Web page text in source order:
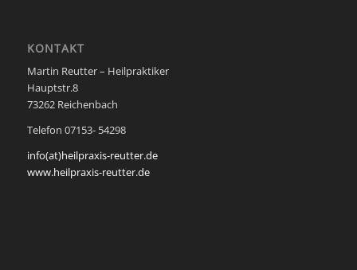
KONTAKT
Martin Reutter – Heilpraktiker
Hauptstr.8
73262 Reichenbach
Telefon 07153- 54298
info(at)heilpraxis-reutter.de
www.heilpraxis-reutter.de